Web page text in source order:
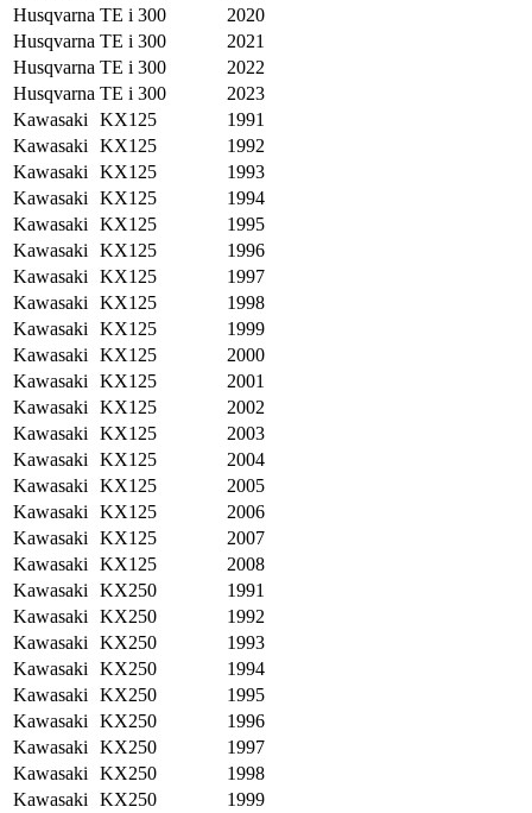
Husqvarna TE i 300
2020
Husqvarna TE i 300
2021
Husqvarna TE i 300
2022
Husqvarna TE i 300
2023
Kawasaki
KX125
1991
Kawasaki
KX125
1992
Kawasaki
KX125
1993
Kawasaki
KX125
1994
Kawasaki
KX125
1995
Kawasaki
KX125
1996
Kawasaki
KX125
1997
Kawasaki
KX125
1998
Kawasaki
KX125
1999
Kawasaki
KX125
2000
Kawasaki
KX125
2001
Kawasaki
KX125
2002
Kawasaki
KX125
2003
Kawasaki
KX125
2004
Kawasaki
KX125
2005
Kawasaki
KX125
2006
Kawasaki
KX125
2007
Kawasaki
KX125
2008
Kawasaki
KX250
1991
Kawasaki
KX250
1992
Kawasaki
KX250
1993
Kawasaki
KX250
1994
Kawasaki
KX250
1995
Kawasaki
KX250
1996
Kawasaki
KX250
1997
Kawasaki
KX250
1998
Kawasaki
KX250
1999